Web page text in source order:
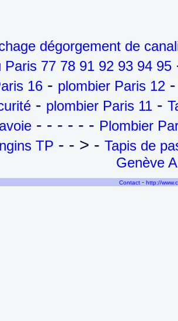
dégorgement de
Paris 77 78 91 92 93 94 95
16 - plombier Paris 12
- plombier Paris 11 -
- - - - - - Plombier
TP - - > - Tapis de
Genève
Contact - http://